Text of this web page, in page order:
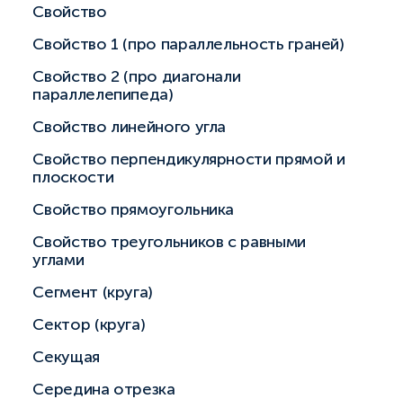
Свойство
Свойство 1 (про параллельность граней)
Свойство 2 (про диагонали
параллелепипеда)
Свойство линейного угла
Свойство перпендикулярности прямой и
плоскости
Свойство прямоугольника
Свойство треугольников с равными
углами
Сегмент (круга)
Сектор (круга)
Секущая
Середина отрезка